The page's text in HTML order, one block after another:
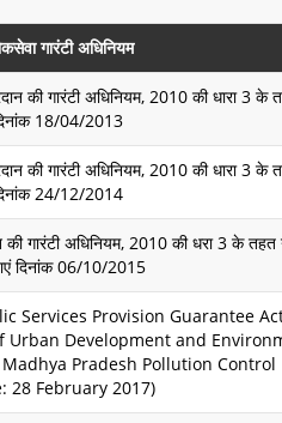
गारंटी अधिनियम
की गारंटी अधिनियम, 2010 की धारा 3 के
दिनांक 18/04/2013
की गारंटी अधिनियम, 2010 की धारा 3 के
दिनांक 24/12/2014
गारंटी अधिनियम, 2010 की धरा 3 के तहत
दिनांक 06/10/2015
Services Provision Guarantee
Urban Development and
Pradesh Pollution Control
28 February 2017)